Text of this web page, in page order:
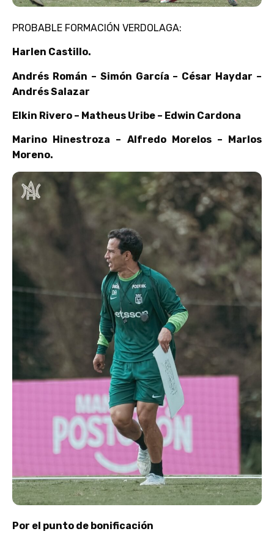
PROBABLE FORMACIÓN VERDOLAGA:
Harlen Castillo.
Andrés Román – Simón García – César Haydar –
Andrés Salazar
Elkin Rivero – Matheus Uribe – Edwin Cardona
Marino Hinestroza – Alfredo Morelos – Marlos
Moreno.
Por el punto de bonificación